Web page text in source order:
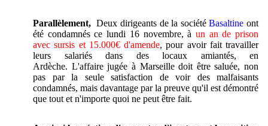
Parallèlement, Deux dirigeants de la sociétéBasaltine ont
été condamnés ce lundi 16 novembre, à un an de prison
avec sursis et 15.000€ d'amende, pour avoir fait travailler
leurs salariés dans des locaux amiantés, en
Ardèche. L'affaire jugée à Marseille doit être saluée, non
pas par la seule satisfaction de voir des malfaisants
condamnés, mais davantage par la preuve qu'il est démontré
que tout et n'importe quoi ne peut être fait.